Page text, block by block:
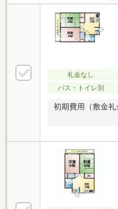
礼金なし
バス・トイレ別
初期費用（敷金